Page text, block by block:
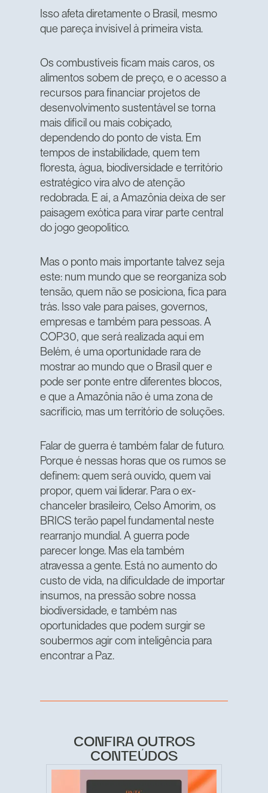
Isso afeta diretamente o Brasil, mesmo
que pareça invisível à primeira vista.
Os combustíveis ficam mais caros, os
alimentos sobem de preço, e o acesso a
recursos para financiar projetos de
desenvolvimento sustentável se torna
mais difícil ou mais cobiçado,
dependendo do ponto de vista. Em
tempos de instabilidade, quem tem
floresta, água, biodiversidade e território
estratégico vira alvo de atenção
redobrada. E aí, a Amazônia deixa de ser
paisagem exótica para virar parte central
do jogo geopolítico.
Mas o ponto mais importante talvez seja
este: num mundo que se reorganiza sob
tensão, quem não se posiciona, fica para
trás. Isso vale para países, governos,
empresas e também para pessoas. A
COP30, que será realizada aqui em
Belém, é uma oportunidade rara de
mostrar ao mundo que o Brasil quer e
pode ser ponte entre diferentes blocos,
e que a Amazônia não é uma zona de
sacrifício, mas um território de soluções.
Falar de guerra é também falar de futuro.
Porque é nessas horas que os rumos se
definem: quem será ouvido, quem vai
propor, quem vai liderar. Para o ex-
chanceler brasileiro, Celso Amorim, os
BRICS terão papel fundamental neste
rearranjo mundial. A guerra pode
parecer longe. Mas ela também
atravessa a gente. Está no aumento do
custo de vida, na dificuldade de importar
insumos, na pressão sobre nossa
biodiversidade, e também nas
oportunidades que podem surgir se
soubermos agir com inteligência para
encontrar a Paz.
CONFIRA OUTROS
CONTEÚDOS